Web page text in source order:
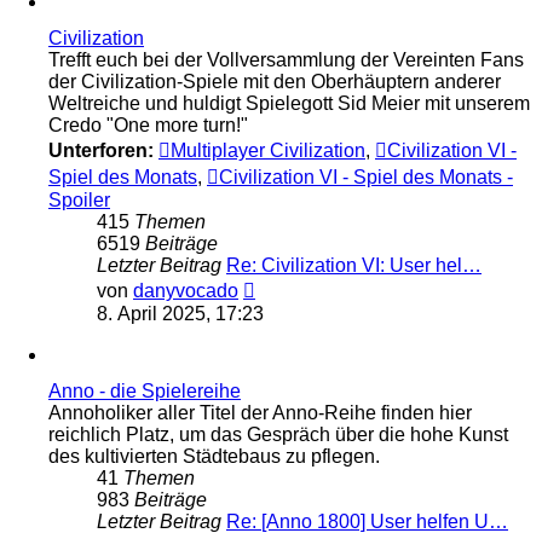
Civilization
Trefft euch bei der Vollversammlung der Vereinten Fans
der Civilization-Spiele mit den Oberhäuptern anderer
Weltreiche und huldigt Spielegott Sid Meier mit unserem
Credo "One more turn!"
Unterforen:
Multiplayer Civilization,
Civilization VI -
Spiel des Monats,
Civilization VI - Spiel des Monats -
Spoiler
415 Themen
6519 Beiträge
Letzter Beitrag Re: Civilization VI: User hel…
von danyvocado
Beitrag
8. April 2025, 17:23
Anno - die Spielereihe
Annoholiker aller Titel der Anno-Reihe finden hier
reichlich Platz, um das Gespräch über die hohe Kunst
des kultivierten Städtebaus zu pflegen.
41 Themen
983 Beiträge
Letzter Beitrag Re: [Anno 1800] User helfen U…